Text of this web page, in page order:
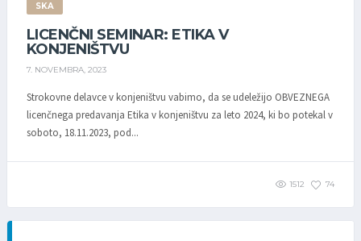
SKA
LICENČNI SEMINAR: ETIKA V
KONJENIŠTVU
7. NOVEMBRA, 2023
Strokovne delavce v konjeništvu vabimo, da se udeležijo OBVEZNEGA
licenčnega predavanja Etika v konjeništvu za leto 2024, ki bo potekal v
soboto, 18.11.2023, pod...
1512 74